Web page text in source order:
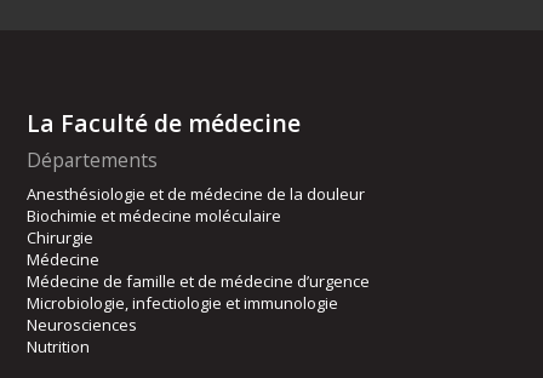
La Faculté de médecine
Départements
Anesthésiologie et de médecine de la douleur
Biochimie et médecine moléculaire
Chirurgie
Médecine
Médecine de famille et de médecine d’urgence
Microbiologie, infectiologie et immunologie
Neurosciences
Nutrition